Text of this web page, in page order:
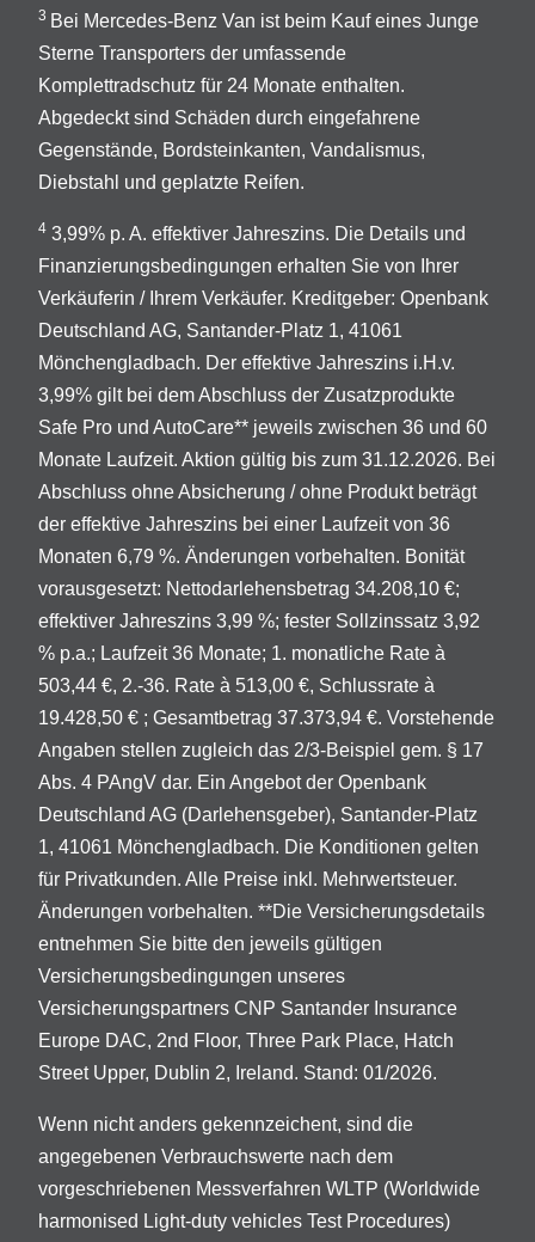
3 Bei Mercedes-Benz Van ist beim Kauf eines Junge
Sterne Transporters der umfassende
Komplettradschutz für 24 Monate enthalten.
Abgedeckt sind Schäden durch eingefahrene
Gegenstände, Bordsteinkanten, Vandalismus,
Diebstahl und geplatzte Reifen.
4 3,99% p. A. effektiver Jahreszins. Die Details und
Finanzierungsbedingungen erhalten Sie von Ihrer
Verkäuferin / Ihrem Verkäufer. Kreditgeber: Openbank
Deutschland AG, Santander-Platz 1, 41061
Mönchengladbach. Der effektive Jahreszins i.H.v.
3,99% gilt bei dem Abschluss der Zusatzprodukte
Safe Pro und AutoCare** jeweils zwischen 36 und 60
Monate Laufzeit. Aktion gültig bis zum 31.12.2026. Bei
Abschluss ohne Absicherung / ohne Produkt beträgt
der effektive Jahreszins bei einer Laufzeit von 36
Monaten 6,79 %. Änderungen vorbehalten. Bonität
vorausgesetzt: Nettodarlehensbetrag 34.208,10 €;
effektiver Jahreszins 3,99 %; fester Sollzinssatz 3,92
% p.a.; Laufzeit 36 Monate; 1. monatliche Rate à
503,44 €, 2.-36. Rate à 513,00 €, Schlussrate à
19.428,50 € ; Gesamtbetrag 37.373,94 €. Vorstehende
Angaben stellen zugleich das 2/3-Beispiel gem. § 17
Abs. 4 PAngV dar. Ein Angebot der Openbank
Deutschland AG (Darlehensgeber), Santander-Platz
1, 41061 Mönchengladbach. Die Konditionen gelten
für Privatkunden. Alle Preise inkl. Mehrwertsteuer.
Änderungen vorbehalten. **Die Versicherungsdetails
entnehmen Sie bitte den jeweils gültigen
Versicherungsbedingungen unseres
Versicherungspartners CNP Santander Insurance
Europe DAC, 2nd Floor, Three Park Place, Hatch
Street Upper, Dublin 2, Ireland. Stand: 01/2026.
Wenn nicht anders gekennzeichent, sind die
angegebenen Verbrauchswerte nach dem
vorgeschriebenen Messverfahren WLTP (Worldwide
harmonised Light-duty vehicles Test Procedures)